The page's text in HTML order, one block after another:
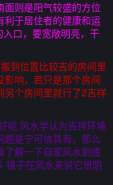
面则是阳气较盛的方位
利于居住者的健康和运
口，要宽敞明亮，干
到位置比较吉的房间里
响，若只是那个房间
另个房间里就行了2吉祥
呢 风水学认为吉祥环境
题是宁可信其有，那么
了解一下自家风水到底
镜子在风水来说它很阴